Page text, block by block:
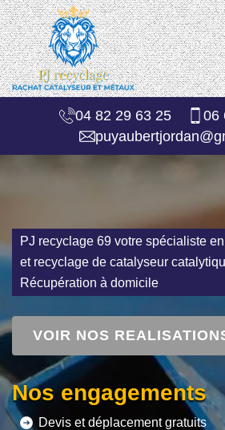
04 82 29 63 25
06
PJ recyclage 69 votre spécialiste
et recyclage de catalyseur
Récupération à domicile
VOIR NOS
Nos engagements
Devis et déplacement gratuits